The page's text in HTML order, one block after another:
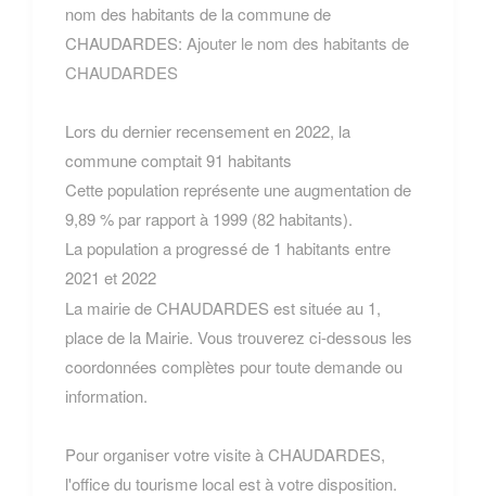
nom des habitants de la commune de
CHAUDARDES: Ajouter le nom des habitants de
CHAUDARDES
Lors du dernier recensement en 2022, la
commune comptait 91 habitants
Cette population représente une augmentation de
9,89 % par rapport à 1999 (82 habitants).
La population a progressé de 1 habitants entre
2021 et 2022
La mairie de CHAUDARDES est située au 1,
place de la Mairie. Vous trouverez ci-dessous les
coordonnées complètes pour toute demande ou
information.
Pour organiser votre visite à CHAUDARDES,
l'office du tourisme local est à votre disposition.